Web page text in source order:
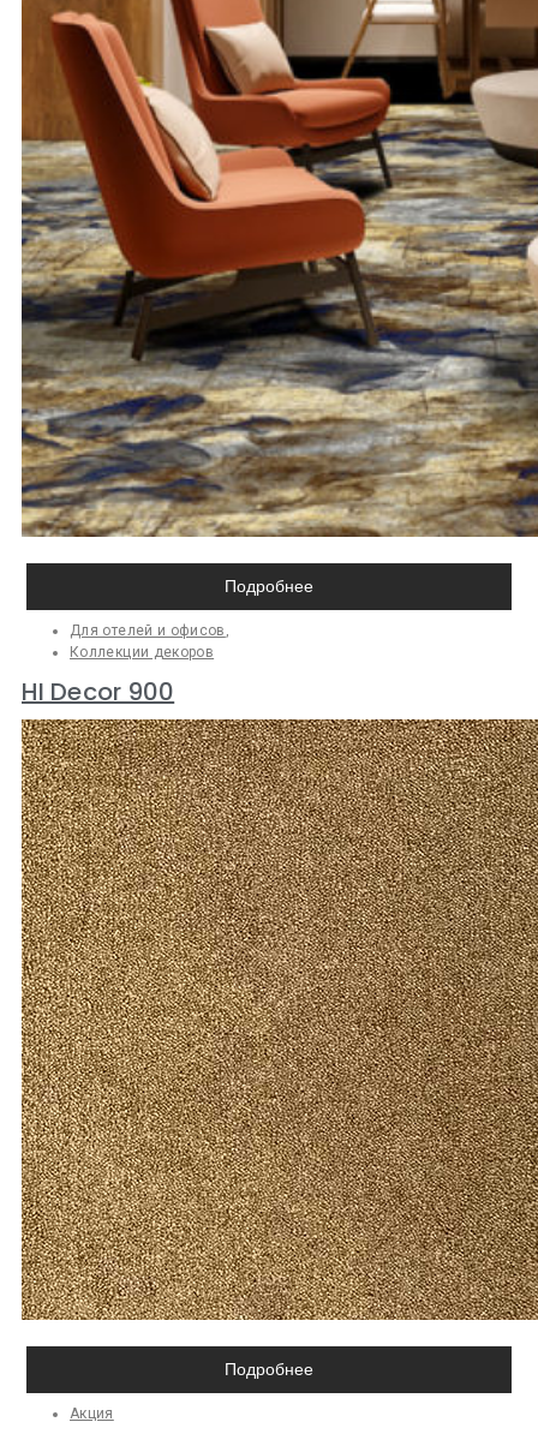
Подробнее
Для отелей и офисов ,
Коллекции декоров
HI Decor 900
Подробнее
Акция